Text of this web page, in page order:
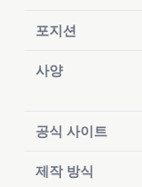
포지션
사양
공식 사이트
제작 방식